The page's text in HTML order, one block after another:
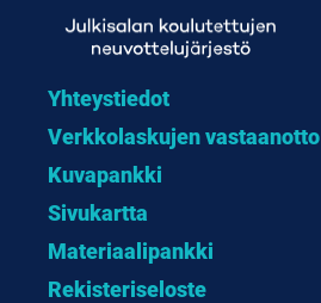
Yhteystiedot
Verkkolaskujen vastaanotto
Kuvapankki
Sivukartta
Materiaalipankki
Rekisteriseloste